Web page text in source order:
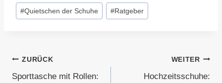
Schlagworte:
#Quietschen der Schuhe #Ratgeber
Beitragsnavigation
ZURÜCK
Sporttasche mit Rollen:
WEITER
Hochzeitsschuhe: